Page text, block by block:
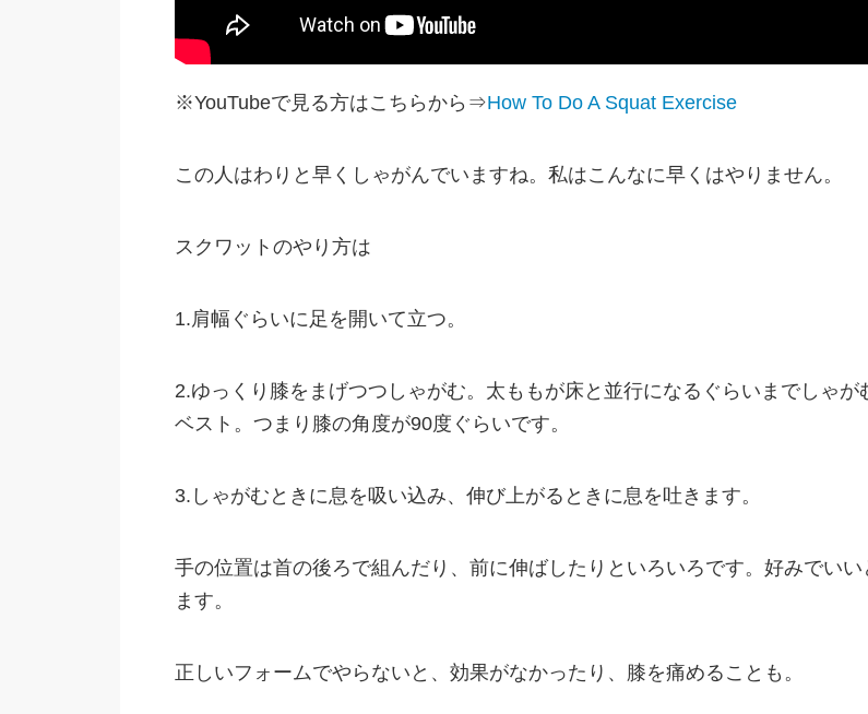
※YouTubeで見る方はこちらから⇒How To Do A Squat Exercise
この人はわりと早くしゃがんでいますね。私はこんなに早くはやりません。
スクワットのやり方は
1.肩幅ぐらいに足を開いて立つ。
2.ゆっくり膝をまげつつしゃがむ。太ももが床と並行になるぐらいまでしゃが
ベスト。つまり膝の角度が90度ぐらいです。
3.しゃがむときに息を吸い込み、伸び上がるときに息を吐きます。
手の位置は首の後ろで組んだり、前に伸ばしたりといろいろです。好みでいい
ます。
正しいフォームでやらないと、効果がなかったり、膝を痛めることも。